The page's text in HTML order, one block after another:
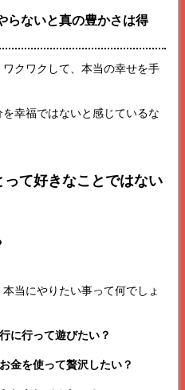
らないと真の豊かさは得
クワクして、本当の幸せを手
幸福ではないと感じているな
て好きなことではない
当にやりたい事って何でしょ
に行って遊びたい？
金を使って贅沢したい？